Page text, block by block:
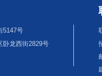
5147号
卧龙西街2829号